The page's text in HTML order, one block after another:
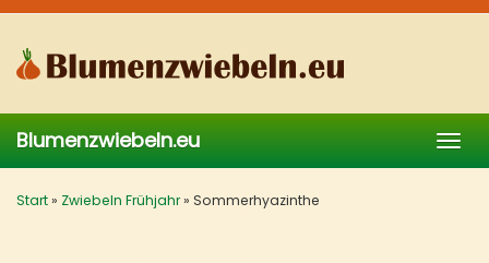
Skip
main
content
Blumenzwiebeln.eu
Start» Zwiebeln Frühjahr» Sommerhyazinthe